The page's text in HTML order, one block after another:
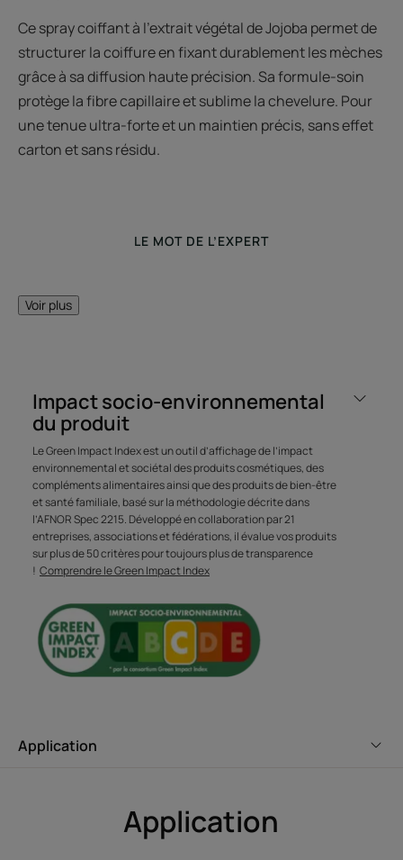
Ce spray coiffant à l’extrait végétal de Jojoba permet de
structurer la coiffure en fixant durablement les mèches
grâce à sa diffusion haute précision. Sa formule-soin
protège la fibre capillaire et sublime la chevelure. Pour
une tenue ultra-forte et un maintien précis, sans effet
carton et sans résidu.
LE MOT DE L’EXPERT
toutes les coiffures, mêmes les
plus techniques.
Avantages
Formule-soin coiffante, ce spray fixant à l'extrait végétal
de Jojoba offre une fixation forte longue durée aux
cheveux, tout en hydratant la fibre capillaire.
Bénéfices
• FORMULE-SOIN COIFFANTE SANS SILICONE : protège la
Voir plus
Impact socio-environnemental
du produit
Le Green Impact Index est un outil d’affichage de l’impact
environnemental et sociétal des produits cosmétiques, des
compléments alimentaires ainsi que des produits de bien-être
et santé familiale, basé sur la méthodologie décrite dans
l’AFNOR Spec 2215. Développé en collaboration par 21
entreprises, associations et fédérations, il évalue vos produits
sur plus de 50 critères pour toujours plus de transparence
! Comprendre le Green Impact Index
Application
Application